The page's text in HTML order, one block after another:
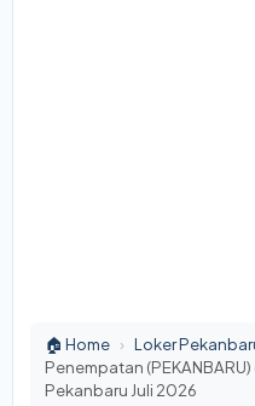
🏠 Home › Loker
Penempatan (PEKANBARU)
Pekanbaru Juli 2026